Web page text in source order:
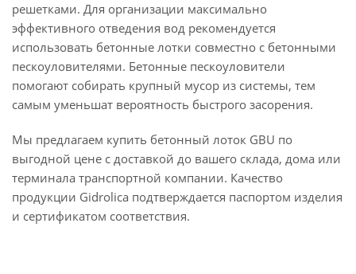
решетками. Для организации максимально
эффективного отведения вод рекомендуется
использовать бетонные лотки совместно с бетонными
пескоуловителями. Бетонные пескоуловители
помогают собирать крупный мусор из системы, тем
самым уменьшат вероятность быстрого засорения.
Мы предлагаем купить бетонный лоток GBU по
выгодной цене с доставкой до вашего склада, дома или
терминала транспортной компании. Качество
продукции Gidrolica подтверждается паспортом изделия
и сертификатом соответствия.